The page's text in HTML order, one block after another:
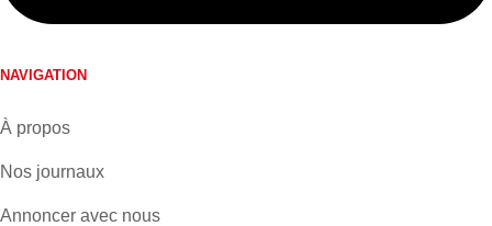
NAVIGATION
À propos
Nos journaux
Annoncer avec nous